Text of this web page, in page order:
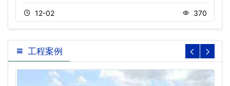
12-02 370
工程案例